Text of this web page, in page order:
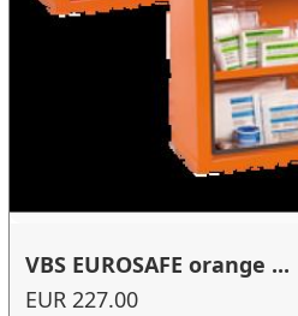
VBS EUROSAFE orange ...
EUR 227.00